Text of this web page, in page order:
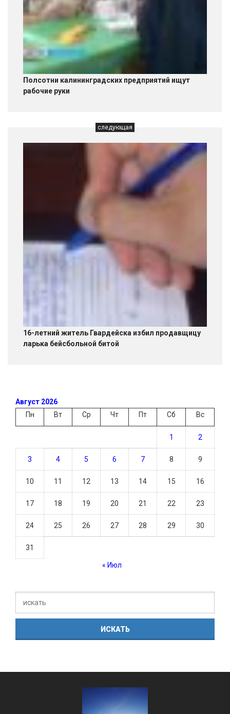
Полсотни калининградских предприятий ищут
рабочие руки
следующая
16-летний житель Гвардейска избил продавщицу
ларька бейсбольной битой
Август 2026
Пн
Вт Ср Чт Пт Сб Вс
1 2
3 4 5 6 7 8 9
10 11 12 13 14 15 16
17 18 19 20 21 22 23
24 25 26 27 28 29 30
31
« Июл